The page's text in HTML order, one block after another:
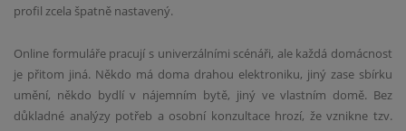
profil zcela špatně nastavený.
Online formuláře pracují s univerzálními scénáři, ale každá domácnost
je přitom jiná. Někdo má doma drahou elektroniku, jiný zase sbírku
umění, někdo bydlí v nájemním bytě, jiný ve vlastním domě. Bez
důkladné analýzy potřeb a osobní konzultace hrozí, že vznikne tzv.